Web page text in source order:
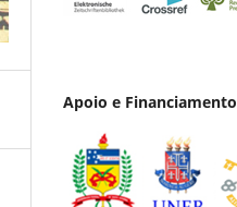
Apoio e Financiamento